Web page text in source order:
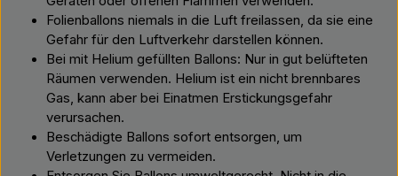
Folienballons niemals in die Luft freilassen, da sie eine
Gefahr für den Luftverkehr darstellen können.
Bei mit Helium gefüllten Ballons: Nur in gut belüfteten
Räumen verwenden. Helium ist ein nicht brennbares
Gas, kann aber bei Einatmen Erstickungsgefahr
verursachen.
Beschädigte Ballons sofort entsorgen, um
Verletzungen zu vermeiden.